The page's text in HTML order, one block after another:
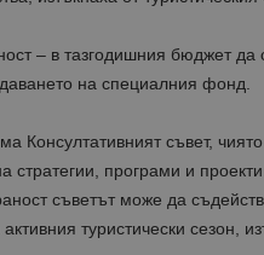
– в тазгодишния бюджет
на специалния фонд.
Консултативният съвет,
стратегии, програми и
съветът може да
туристически сезон,